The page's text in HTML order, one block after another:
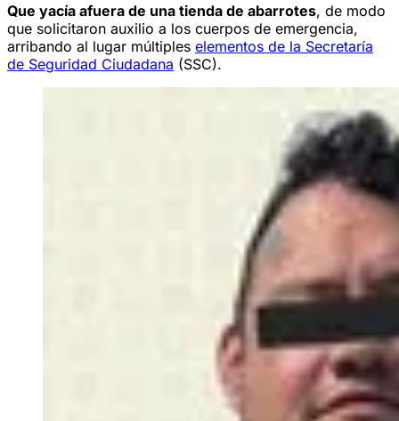
Que yacía afuera de una tienda de abarrotes, de modo
que solicitaron auxilio a los cuerpos de emergencia,
arribando al lugar múltiples elementos de la Secretaría
de Seguridad Ciudadana (SSC).